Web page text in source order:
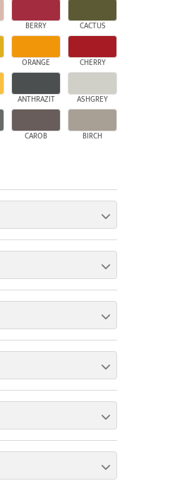
BERRY CACTUS
ORANGE CHERRY
ANTHRAZIT ASHGREY
CAROB BIRCH